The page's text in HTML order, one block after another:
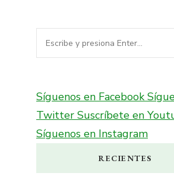
¿Buscas
algo?
Síguenos en Facebook
Twitter Suscríbete en
Síguenos en Instagram
RECIENTES